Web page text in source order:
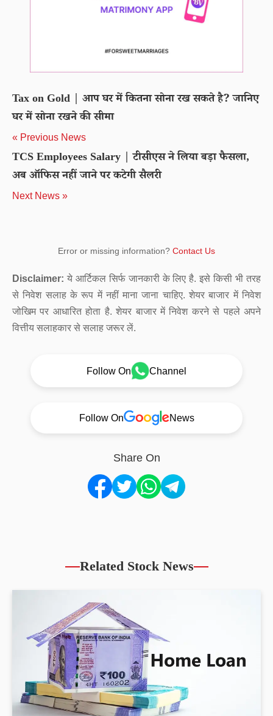
Tax on Gold | आप घर में कितना सोना रख सकते है? जानिए
घर में सोना रखने की सीमा
« Previous News
TCS Employees Salary | टीसीएस ने लिया बड़ा फैसला,
अब ऑफिस नहीं जाने पर कटेगी सैलरी
Next News »
Error or missing information? Contact Us
Disclaimer: ये आर्टिकल सिर्फ जानकारी के लिए है. इसे किसी भी तरह
से निवेश सलाह के रूप में नहीं माना जाना चाहिए. शेयर बाजार में निवेश
जोखिम पर आधारित होता है. शेयर बाजार में निवेश करने से पहले अपने
वित्तीय सलाहकार से सलाह जरूर लें.
Follow On Channel
Follow On News
Share On
Related Stock News